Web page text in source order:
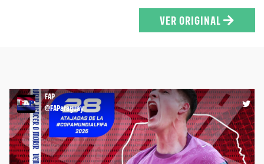
VER ORIGINAL
FAP
@FAParaguay